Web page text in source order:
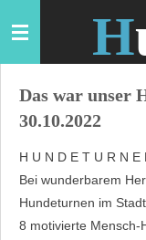
Hauptinhalt
springen
H
Das war unser
30.10.2022
H U N D E T U R N
Bei wunderbarem
Hundeturnen im
8 motivierte Mensch-